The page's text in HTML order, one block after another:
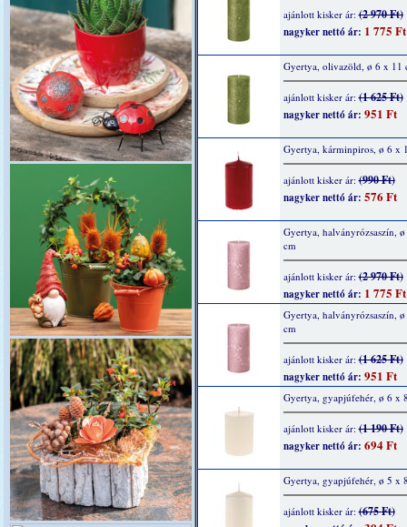
ajánlott kisker ár:(2 970 Ft)
nagyker nettó ár: 1 775 Ft
Gyertya, olivazöld, ø 6 x 11
ajánlott kisker ár:(1 625 Ft)
nagyker nettó ár: 951 Ft
Gyertya, kárminpiros, ø 6 x
ajánlott kisker ár:(990 Ft)
nagyker nettó ár: 576 Ft
Gyertya, halványrózsaszín,
cm
ajánlott kisker ár:(2 970 Ft)
nagyker nettó ár: 1 775 Ft
Gyertya, halványrózsaszín,
cm
ajánlott kisker ár:(1 625 Ft)
nagyker nettó ár: 951 Ft
Gyertya, gyapjúfehér, ø 6 x
ajánlott kisker ár:(1 190 Ft)
nagyker nettó ár: 694 Ft
Gyertya, gyapjúfehér, ø 5 x
ajánlott kisker ár:(675 Ft)